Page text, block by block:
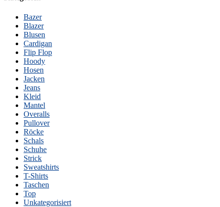
Bazer
Blazer
Blusen
Cardigan
Flip Flop
Hoody
Hosen
Jacken
Jeans
Kleid
Mantel
Overalls
Pullover
Röcke
Schals
Schuhe
Strick
Sweatshirts
T-Shirts
Taschen
Top
Unkategorisiert